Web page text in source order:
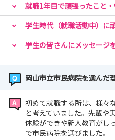
就職1年目で頑張ったこと
学生時代（就職活動中）に
学生の皆さんにメッセージ
岡山市立市民病院を選んだ
初めて就職する所は、様々
と考えていました。先輩や
体験ができや新人教育がし
で市民病院を選びました。